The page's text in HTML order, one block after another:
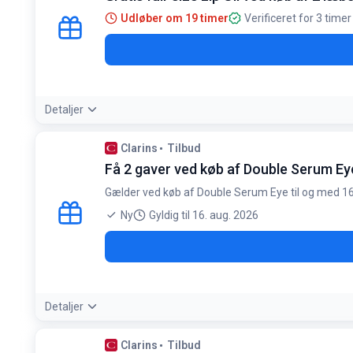
Udløber om 19 timer Verificeret for 3 timer
Detaljer
Tilbudsdetaljer:Fejr Lipstick Week ved at købe dine favorit
Betingelser:
Kræver køb af to valgfrie læbeprodukter. Gælder kun i en
Clarins Tilbud
Få 2 gaver ved køb af Double Serum
Gælder ved køb af Double Serum Eye til og med
Ny
Gyldig til 16. aug. 2026
Detaljer
Betingelser:
Clarins Tilbud